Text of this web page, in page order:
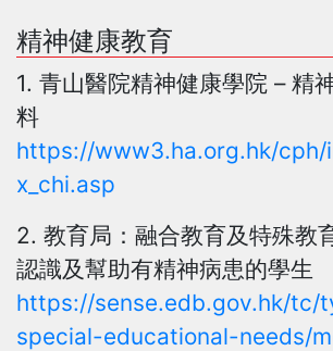
精神健康教育
1. 青山醫院精神健康學院 – 精
料
https://www3.ha.org.hk/cph/
x_chi.asp
2. 教育局：融合教育及特殊教
認識及幫助有精神病患的學生
https://sense.edb.gov.hk/tc/
special-educational-needs/